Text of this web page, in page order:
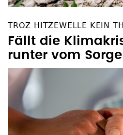
TROZ HITZEWELLE KEIN
Fällt die
runter vom